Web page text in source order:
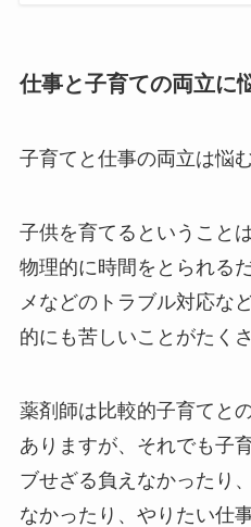
仕事と子育ての両立に
子育てと仕事の両立は悩
子供を育てるということ
物理的に時間をとられる
メなどのトラブル対応な
的にも苦しいことがたく
薬剤師は比較的子育てと
ありますが、それでも子
ブせざる負えなかったり
なかったり、やりたい仕